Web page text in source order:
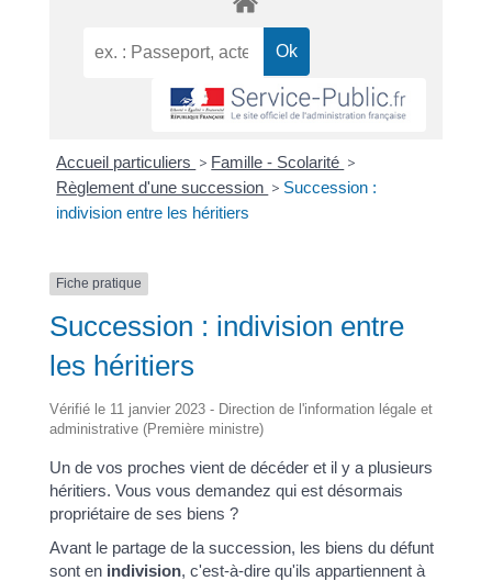
Accueil particuliers > Famille - Scolarité >
Règlement d'une succession > Succession :
indivision entre les héritiers
Fiche pratique
Succession : indivision entre
les héritiers
Vérifié le 11 janvier 2023 - Direction de l'information légale et
administrative (Première ministre)
Un de vos proches vient de décéder et il y a plusieurs
héritiers. Vous vous demandez qui est désormais
propriétaire de ses biens ?
Avant le partage de la succession, les biens du défunt
sont en indivision, c'est-à-dire qu'ils appartiennent à